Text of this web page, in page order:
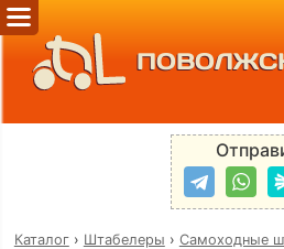
Каталог› Штабелеры › Самоходные